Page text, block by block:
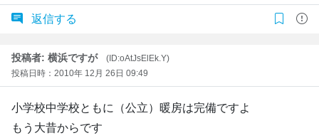
返信する
投稿者: 横浜ですが
(ID:oAtJsElEk.Y)
投稿日時：2010年 12月 26日 09:49
小学校中学校ともに（公立）暖房は完備ですよ
もう大昔からです